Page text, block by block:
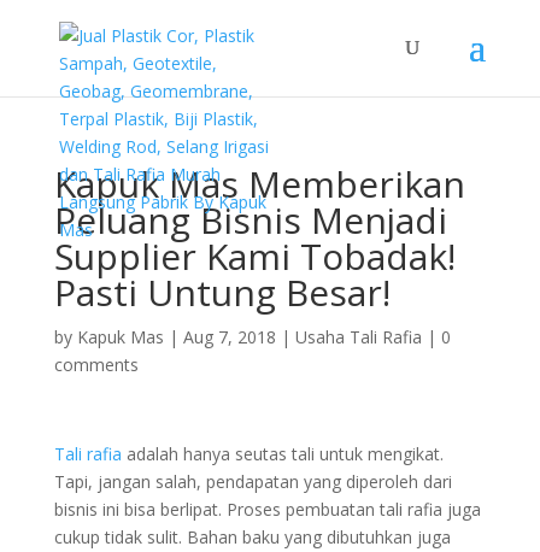
Kapuk Mas Memberikan
Peluang Bisnis Menjadi
Supplier Kami Tobadak!
Pasti Untung Besar!
by Kapuk Mas | Aug 7, 2018 | Usaha Tali Rafia | 0
comments
Tali rafia adalah hanya seutas tali untuk mengikat.
Tapi, jangan salah, pendapatan yang diperoleh dari
bisnis ini bisa berlipat. Proses pembuatan tali rafia juga
cukup tidak sulit. Bahan baku yang dibutuhkan juga